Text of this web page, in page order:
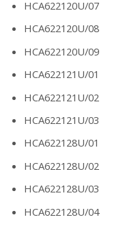
HCA622120U/07
HCA622120U/08
HCA622120U/09
HCA622121U/01
HCA622121U/02
HCA622121U/03
HCA622128U/01
HCA622128U/02
HCA622128U/03
HCA622128U/04